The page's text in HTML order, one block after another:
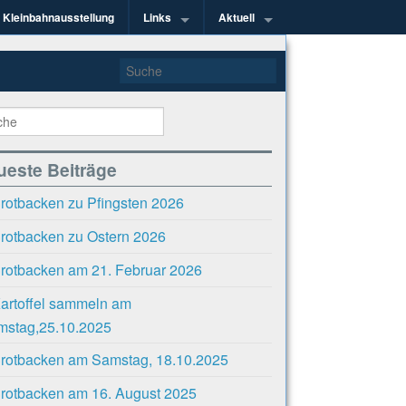
Kleinbahnausstellung Links Aktuell
e.V.
Beiträge
zu Pfingsten 2026
zu Ostern 2026
am 21. Februar 2026
sammeln am
am Samstag, 18.10.2025
am 16. August 2025